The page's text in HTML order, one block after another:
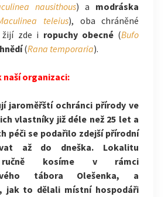
nausithous) a modráska
teleius), oba chráněné
žijí zde i ropuchy obecné(Bufo
(Rana temporaria).
organizaci:
jaroměřští ochránci přírody ve
vlastníky již déle než 25 let a
péči se podařilo zdejší přírodní
až do dneška. Lokalitu
ručně kosíme v rámci
tábora Olešenka, a
jak to dělali místní hospodáři